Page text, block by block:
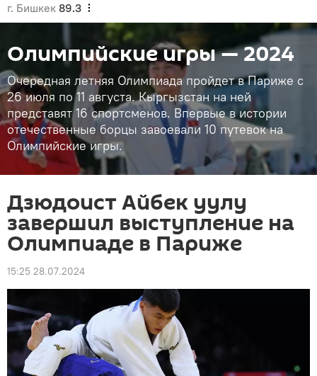
г. Бишкек 89.3
Олимпийские игры — 2024
Очередная летняя Олимпиада пройдет в Париже с
26 июля по 11 августа. Кыргызстан на ней
представят 16 спортсменов. Впервые в истории
отечественные борцы завоевали 10 путевок на
Олимпийские игры.
Дзюдоист Айбек уулу
завершил выступление на
Олимпиаде в Париже
15:25 28.07.2024